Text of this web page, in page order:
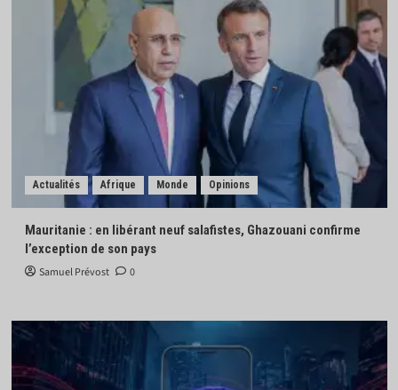
Actualités Afrique Monde Opinions
Mauritanie : en libérant neuf salafistes, Ghazouani confirme
l’exception de son pays
Samuel Prévost 0